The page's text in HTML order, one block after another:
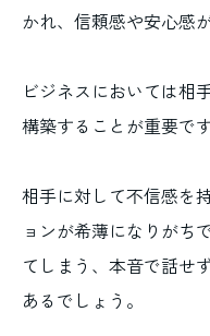
かれ、信頼感や安心感
ビジネスにおいては相
構築することが重要です
相手に対して不信感を
ョンが希薄になりがち
てしまう、本音で話せ
あるでしょう。